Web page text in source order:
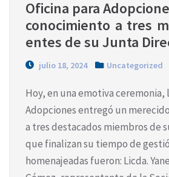
Oficina para
conocimiento a tres
entes de su Junta
julio 18, 2024 Uncategorized
Hoy, en una emotiva ceremonia,
Adopciones entregó un
a tres destacados miembros de
que finalizan su tiempo de
homenajeadas fueron: Licda.